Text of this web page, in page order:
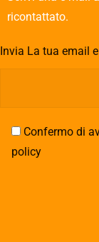
ricontattato.
Invia La tua email
Confermo di
policy